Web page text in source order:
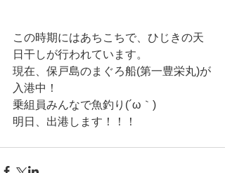
この時期にはあちこちで、ひじきの天
日干しが行われています。
現在、保戸島のまぐろ船(第一豊栄丸)が
入港中！
乗組員みんなで魚釣り(´ω｀)
明日、出港します！！！